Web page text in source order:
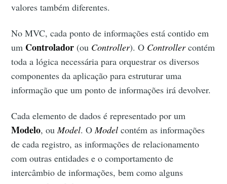
valores também diferentes.
No MVC, cada ponto de informações está contido em
um Controlador (ou Controller). O Controllercontém
toda a lógica necessária para orquestrar os diversos
componentes da aplicação para estruturar uma
informação que um ponto de informações irá devolver.
Cada elemento de dados é representado por um
Modelo, ouModel. OModel contém as informações
de cada registro, as informações de relacionamento
com outras entidades e o comportamento de
intercâmbio de informações, bem como alguns